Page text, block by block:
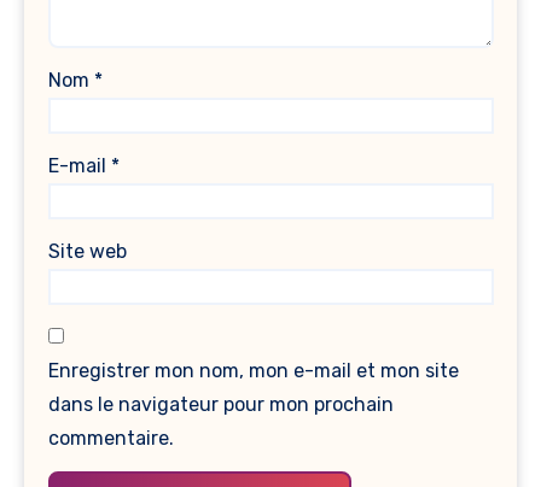
Nom *
E-mail *
Site web
Enregistrer mon nom, mon e-mail et mon site
dans le navigateur pour mon prochain
commentaire.